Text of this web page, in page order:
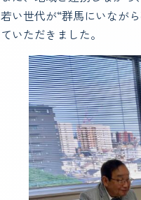
若い世代が“群馬にいなが
ていただきました。